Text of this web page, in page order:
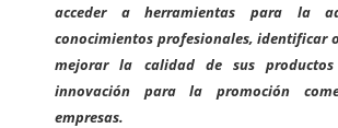
acceder a herramientas para la
conocimientos profesionales, identificar
mejorar la calidad de sus
innovación para la promoción
empresas.